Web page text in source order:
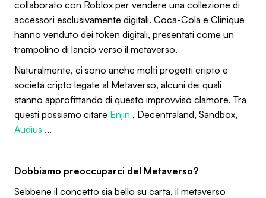
collaborato con Roblox per vendere una collezione di
accessori esclusivamente digitali. Coca-Cola e Clinique
hanno venduto dei token digitali, presentati come un
trampolino di lancio verso il metaverso.
Naturalmente, ci sono anche molti progetti cripto e
società cripto legate al Metaverso, alcuni dei quali
stanno approfittando di questo improvviso clamore. Tra
questi possiamo citare Enjin , Decentraland, Sandbox,
Audius ...
Dobbiamo preoccuparci del Metaverso?
Sebbene il concetto sia bello su carta, il metaverso